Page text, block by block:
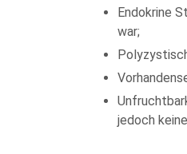
Endokrine
war;
jedoch